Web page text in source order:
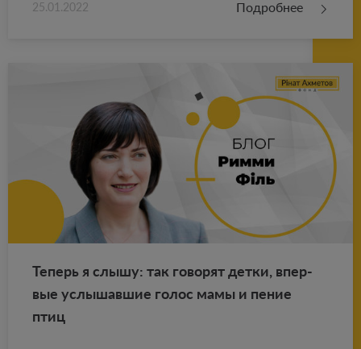
25.01.2022 Подробнее
Те­перь я слышу: так го­во­рят детки, впер­
вые услы­шав­шие голос мамы и пение
птиц